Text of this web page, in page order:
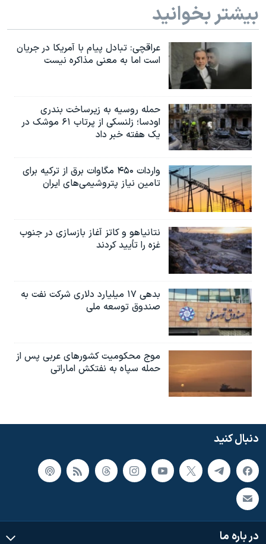
بیشتر بخوانید
عراقچی: تبادل پیام با آمریکا در جریان
است اما به معنی مذاکره نیست
حمله روسیه به زیرساخت بندری
اودسا؛ زلنسکی از پرتاب ۶۱ موشک در
یک هفته خبر داد
واردات ۴۵۰ مگاوات برق از ترکیه برای
تامین نیاز پتروشیمی‌های ایران
نتانیاهو و کاتز آغاز بازسازی در جنوب
غزه را تأیید کردند
بدهی ۱۷ میلیارد دلاری شرکت نفت به
صندوق توسعه ملی
موج محکومیت کشورهای عربی پس از
حمله سپاه به نفتکش اماراتی
دنبال کنید
در باره ما